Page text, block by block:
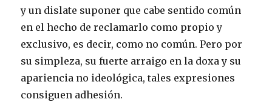
y un dislate suponer que cabe sentido común
en el hecho de reclamarlo como propio y
exclusivo, es decir, como no común. Pero por
su simpleza, su fuerte arraigo en la doxa y su
apariencia no ideológica, tales expresiones
consiguen adhesión.